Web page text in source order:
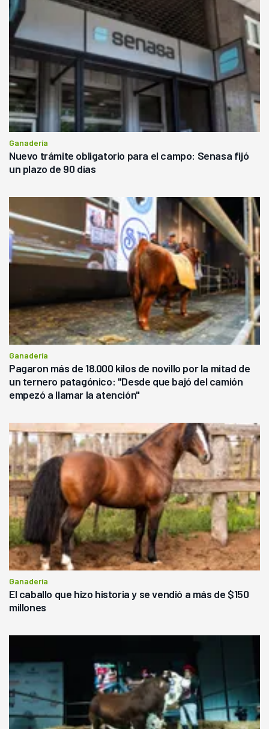
Ganadería
Nuevo trámite obligatorio para el campo: Senasa fijó
un plazo de 90 días
Ganadería
Pagaron más de 18.000 kilos de novillo por la mitad de
un ternero patagónico: "Desde que bajó del camión
empezó a llamar la atención"
Ganadería
El caballo que hizo historia y se vendió a más de $150
millones